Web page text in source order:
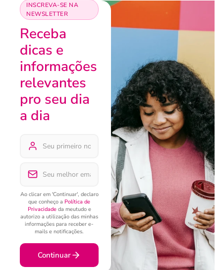
INSCREVA-SE NA
NEWSLETTER
Receba
dicas e
informações
relevantes
pro seu dia
a dia
Ao clicar em 'Continuar', declaro
que conheço a Política de
Privacidadeda meutudo e
autorizo a utilização das minhas
informações para receber e-
mails e notificações.
Continuar